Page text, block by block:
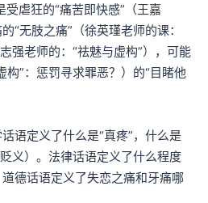
受虐狂的“痛苦即快感”（王嘉
“无肢之痛”（徐英瑾老师的课：
强老师的：“祛魅与虚构”），可能
构”：惩罚寻求罪恶？）的“目睹他
语定义了什么是“真疼”，什么是
义）。法律话语定义了什么程度
德话语定义了失恋之痛和牙痛哪